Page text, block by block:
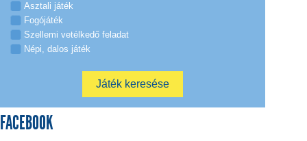
Asztali játék
Fogójáték
Szellemi vetélkedő feladat
Népi, dalos játék
FACEBOOK